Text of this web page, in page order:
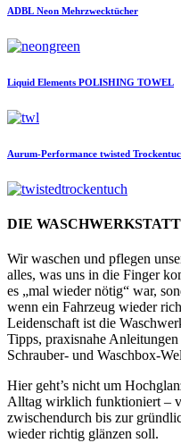
ADBL Neon Mehrzwecktücher
Liquid Elements POLISHING TOWEL
Aurum-Performance twisted
DIE WASCHWERKSTATT
Wir waschen und pflegen
alles, was uns in die Finger
es „mal wieder nötig“ war,
wenn ein Fahrzeug wieder
Leidenschaft ist die
Tipps, praxisnahe
Schrauber- und Waschbox-
Hier geht’s nicht um
Alltag wirklich funktioniert –
zwischendurch bis zur
wieder richtig glänzen soll.